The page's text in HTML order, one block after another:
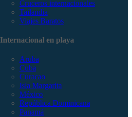
Cruceros internacionales
Tailandia
Viajes Baratos
Internacional en playa
Aruba
Cuba
Curacao
Isla Margarita
México
República Dominicana
Panamá